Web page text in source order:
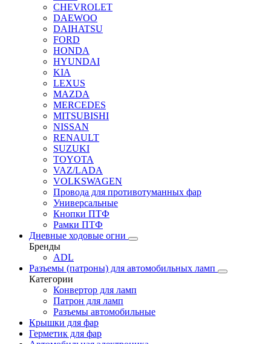
CHEVROLET
DAEWOO
DAIHATSU
FORD
HONDA
HYUNDAI
KIA
LEXUS
MAZDA
MERCEDES
MITSUBISHI
NISSAN
RENAULT
SUZUKI
TOYOTA
VAZ/LADA
VOLKSWAGEN
Провода для противотуманных фар
Универсальные
Кнопки ПТФ
Рамки ПТФ
Дневные ходовые огни
Бренды
ADL
Разъемы (патроны) для автомобильных ламп
Категории
Конвертор для ламп
Патрон для ламп
Разъемы автомобильные
Крышки для фар
Герметик для фар